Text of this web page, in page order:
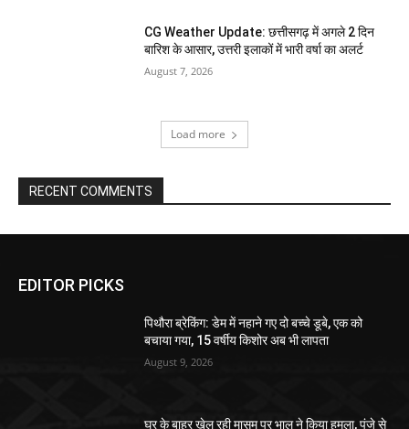
CG Weather Update: छत्तीसगढ़ में अगले 2 दिन
बारिश के आसार, उत्तरी इलाकों में भारी वर्षा का अलर्ट
August 7, 2026
Load more
RECENT COMMENTS
EDITOR PICKS
पिथौरा ब्रेकिंग: डेम में नहाने गए दो बच्चे डूबे, एक को
बचाया गया, 15 वर्षीय किशोर अब भी लापता
August 9, 2026
घर के बाहर खेल रही मासूम पर भालू ने किया हमला, पंजे से